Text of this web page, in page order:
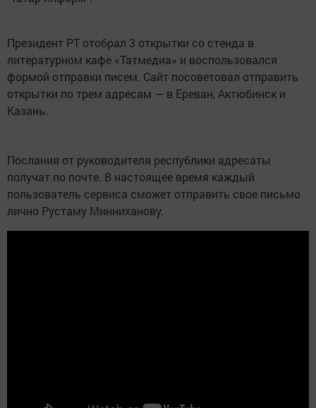
Президент РТ отобрал 3 открытки со стенда в
литературном кафе «Татмедиа» и воспользовался
формой отправки писем. Сайт посоветовал отправить
открытки по трем адресам — в Ереван, Актюбинск и
Казань.
Послания от руководителя республики адресаты
получат по почте. В настоящее время каждый
пользователь сервиса сможет отправить свое письмо
лично Рустаму Минниханову.